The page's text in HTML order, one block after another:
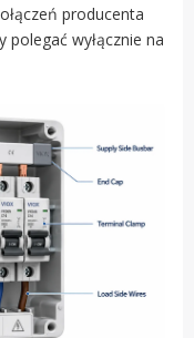
producenta
polegać wyłącznie na